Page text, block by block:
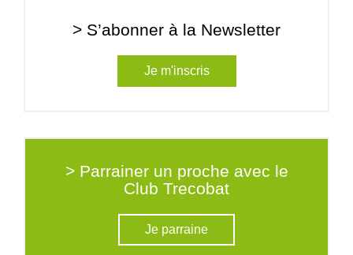
> S’abonner à la Newsletter
Je m'inscris
> Parrainer un proche avec le
Club Trecobat
Je parraine